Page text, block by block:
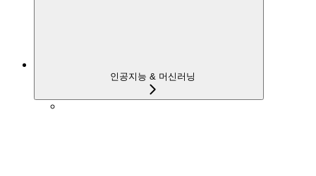
인공지능 & 머신러닝